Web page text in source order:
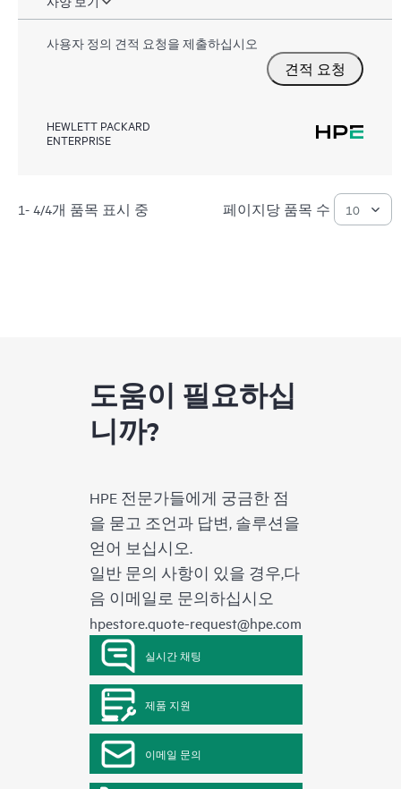
사용자 정의 견적 요청을 제출하십시오
견적 요청
HEWLETT PACKARD
ENTERPRISE
1- 4/4개 품목 표시 중 페이지당 품목 수
도움이 필요하십
니까?
HPE 전문가들에게 궁금한 점
을 묻고 조언과 답변, 솔루션을
얻어 보십시오.
일반 문의 사항이 있을 경우,다
음 이메일로 문의하십시오
hpestore.quote-request@hpe.com
실시간 채팅
제품 지원
이메일 문의